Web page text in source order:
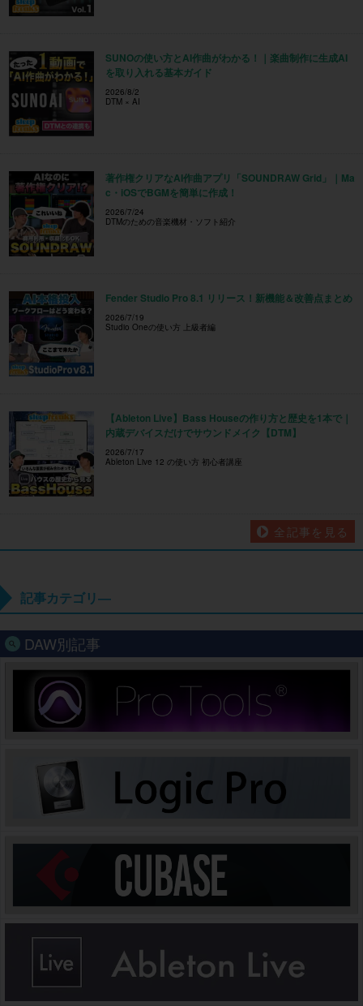
SUNOの使い方とAI作曲がわかる！｜楽曲制作に生成AI
を取り入れる基本ガイド
2026/8/2
DTM × AI
著作権クリアなAI作曲アプリ「SOUNDRAW Grid」｜Ma
c・iOSでBGMを簡単に作成！
2026/7/24
DTMのための音楽機材・ソフト紹介
Fender Studio Pro 8.1 リリース！新機能＆改善点まとめ
2026/7/19
Studio Oneの使い方 上級者編
【Ableton Live】Bass Houseの作り方と歴史を1本で｜
内蔵デバイスだけでサウンドメイク【DTM】
2026/7/17
Ableton Live 12 の使い方 初心者講座
全記事を見る
記事カテゴリ―
DAW別記事